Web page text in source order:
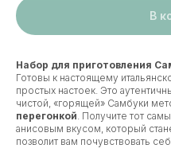
В
Набор для приготовления
Готовы к настоящему
простых настоек. Это
чистой, «горящей» Самбуки
перегонкой. Получите тот
анисовым вкусом, который
позволит вам почувствовать